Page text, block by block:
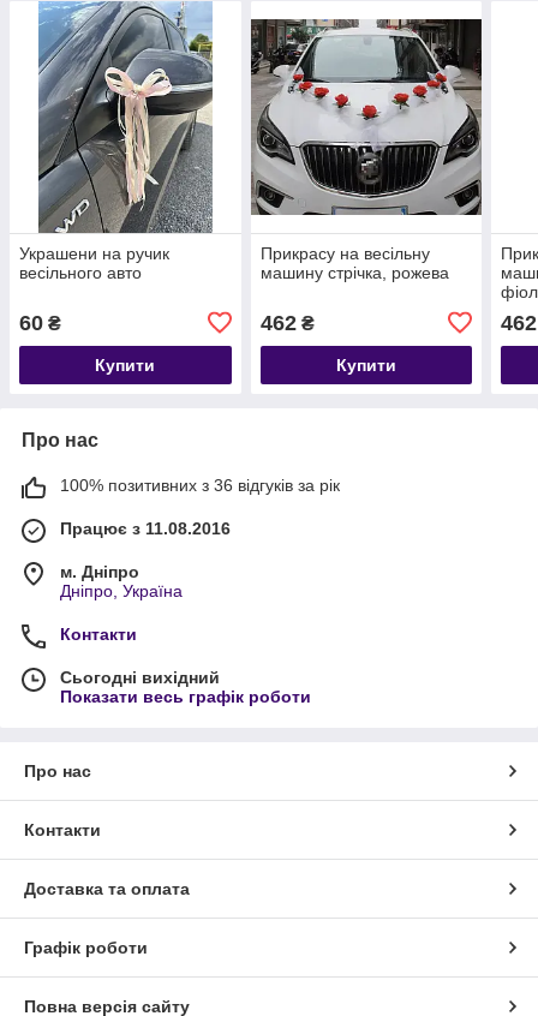
Украшени на ручик
весільного авто
60 ₴
Купити
Прикрасу на весільну
машину стрічка, рожева
462₴
Купити
462
Про нас
100% позитивних з 36 відгуків за рік
Працює з 11.08.2016
м. Дніпро
Дніпро, Україна
Контакти
Сьогодні вихідний
Показати весь графік роботи
Про нас
Контакти
Доставка та оплата
Графік роботи
Повна версія сайту